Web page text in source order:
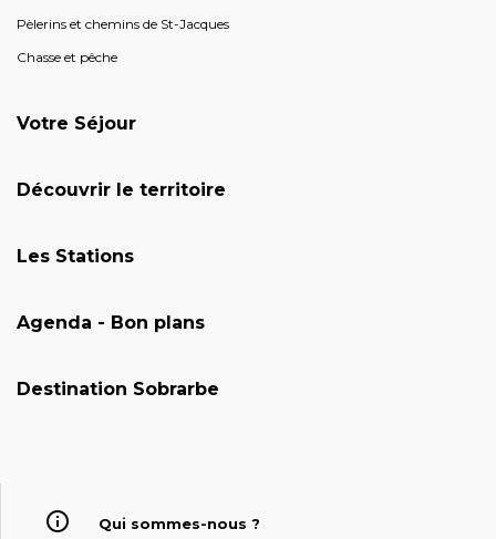
Pèlerins et chemins de St-Jacques
Chasse et pêche
Votre Séjour
Découvrir le territoire
Les Stations
Agenda - Bon plans
Destination Sobrarbe
Qui sommes-nous ?